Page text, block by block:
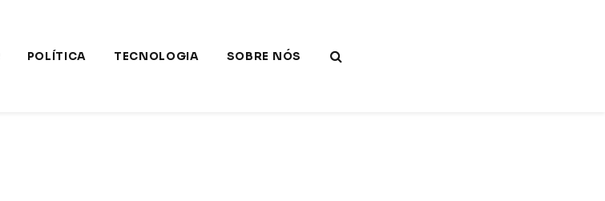
POLÍTICA TECNOLOGIA SOBRE NÓS